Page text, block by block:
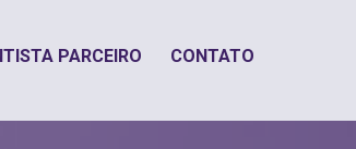
PARCEIRO CONTATO